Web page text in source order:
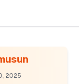
2025